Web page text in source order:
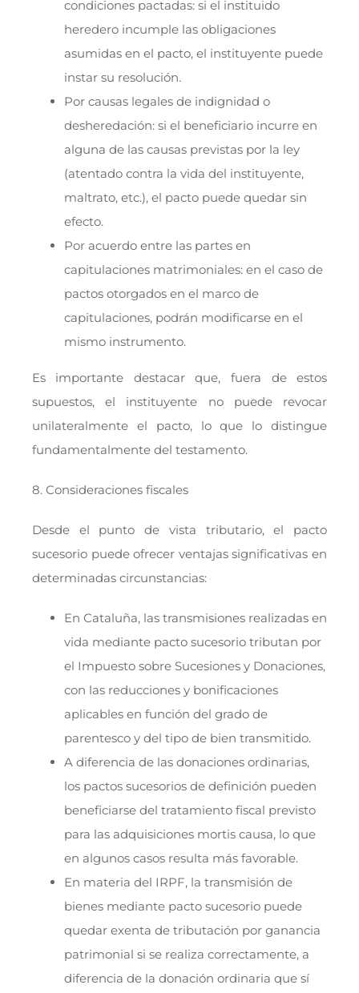
condiciones pactadas: si el instituido
heredero incumple las obligaciones
asumidas en el pacto, el instituyente puede
instar su resolución.
Por causas legales de indignidad o
desheredación: si el beneficiario incurre en
alguna de las causas previstas por la ley
(atentado contra la vida del instituyente,
maltrato, etc.), el pacto puede quedar sin
efecto.
Por acuerdo entre las partes en
capitulaciones matrimoniales: en el caso de
pactos otorgados en el marco de
capitulaciones, podrán modificarse en el
mismo instrumento.
Es importante destacar que, fuera de estos
supuestos, el instituyente no puede revocar
unilateralmente el pacto, lo que lo distingue
fundamentalmente del testamento.
8. Consideraciones fiscales
Desde el punto de vista tributario, el pacto
sucesorio puede ofrecer ventajas significativas en
determinadas circunstancias:
En Cataluña, las transmisiones realizadas en
vida mediante pacto sucesorio tributan por
el Impuesto sobre Sucesiones y Donaciones,
con las reducciones y bonificaciones
aplicables en función del grado de
parentesco y del tipo de bien transmitido.
A diferencia de las donaciones ordinarias,
los pactos sucesorios de definición pueden
beneficiarse del tratamiento fiscal previsto
para las adquisiciones mortis causa, lo que
en algunos casos resulta más favorable.
En materia del IRPF, la transmisión de
bienes mediante pacto sucesorio puede
quedar exenta de tributación por ganancia
patrimonial si se realiza correctamente, a
diferencia de la donación ordinaria que sí